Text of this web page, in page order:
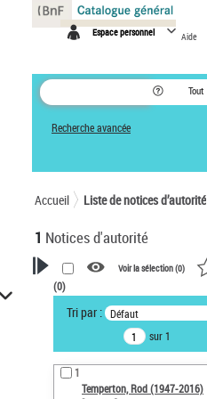
Espace personnel Aide
Tout
Recherche avancée
Accueil Liste de notices d’autorité
1 Notices d'autorité
VOTRE RECHERCHE
Recherche avancée dans les
notices d’autorité
Œuvres liées à l'auteur :
Temperton, Rod (1947-2016)
Voir la sélection (0)
(0)
Tri par : Défaut
sur 1
1
Temperton, Rod (1947-2016)
Panneau de gestion des cookies